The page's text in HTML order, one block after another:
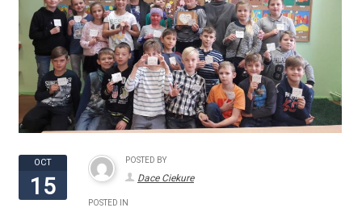
OCT
15
POSTED BY
Dace Ciekure
POSTED IN